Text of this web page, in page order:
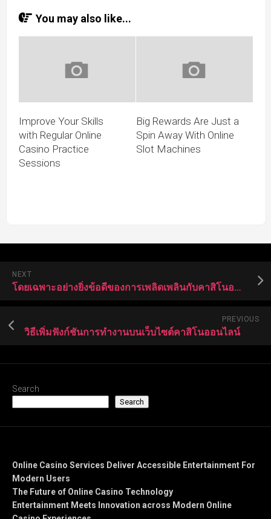
You may also like...
Improve Your Skills
with Regular Online
Casino Practice
Sessions
Big Rewards Are Just a
Spin Away With Online
Slot Machines
NEXT
โดยเฉพาะอย่างยิ่งข้อดีของการเพลิดเพลินกับคาสิโนออนไลน์คืออะไร?
PREVIOUS
วิธีเพิ่มฟังก์ชันการทำงานบนเว็บไซต์คาสิโนออนไลน์
Search
Search
Online Casino Services Deliver Accessible Entertainment For
Modern Users
The Future of Online Casino Technology
Entertainment Meets Innovation across Modern Online